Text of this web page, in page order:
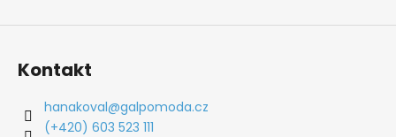
Kontakt
hanakoval@galpomoda.cz
(+420) 603 523 111